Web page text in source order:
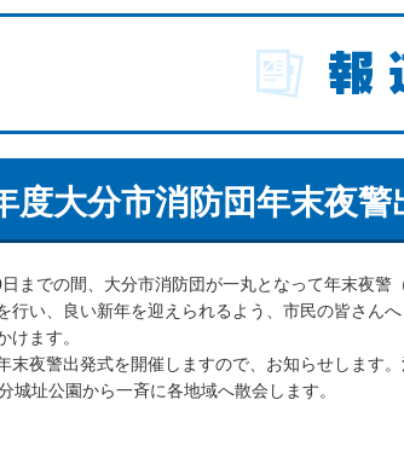
度大分市消防団年末夜
までの間、大分市消防団が一丸となって年末夜警
行い、良い新年を迎えられるよう、市民の皆さんへ
けます。
末夜警出発式を開催しますので、お知らせします
城址公園から一斉に各地域へ散会します。